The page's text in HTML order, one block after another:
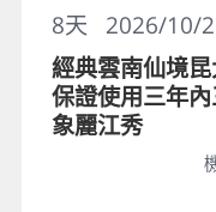
2026/10/
8天
經典雲南仙境
保證使用三年
象麗江秀